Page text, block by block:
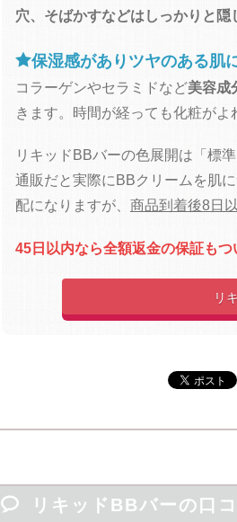
穴、そばかすなどはしっかりと隠
保湿感がありツヤのある肌
コラーゲンやセラミドなど美容成
きます。時間が経っても化粧がよ
リキッドBBバーの色展開は「標
通販だと実際にBBクリームを肌
配になりますが、 商品到着後8日
45日以内なら全額返金の保証も
リ
 リキッドBBバーの口